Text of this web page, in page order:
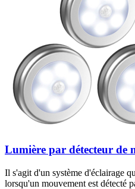
Lumière par détecteur de
Il s'agit d'un système d'éclairage
lorsqu'un mouvement est détecté